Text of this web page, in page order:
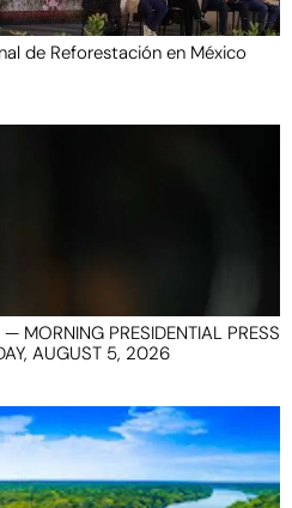
de Reforestación en México
MORNING PRESIDENTIAL PRESS
AUGUST 5, 2026